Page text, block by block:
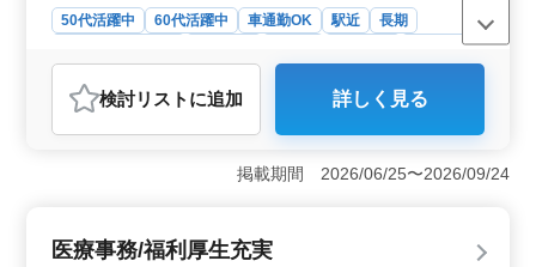
50代活躍中 60代活躍中 車通勤OK 駅近
長期
派遣社員
おすすめポイント
＜経験を活かせる整備業務＞ 点検や車検、故障修理、
新車・中古車の整備などを担当します。これまでの整備
士経験を活かして活躍できます。 ＜残業少なめで無
理のない働き方ができます。 ＜駅チカで通勤しやす
検討リスト に追加 詳しく見る
掲載期間 2026/06/25〜2026/09/24
医療事務/福利厚生充実